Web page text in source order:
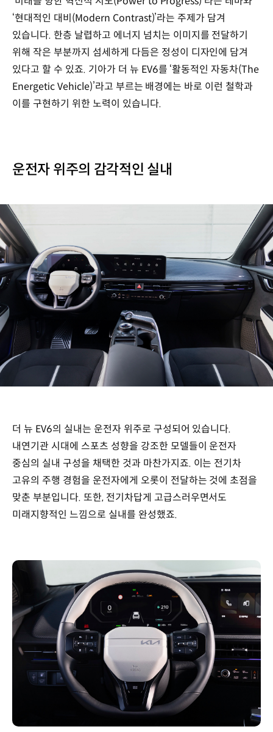
‘현대적인 대비(Modern Contrast)’라는 주제가 담겨
있습니다. 한층 날렵하고 에너지 넘치는 이미지를 전달하기
위해 작은 부분까지 섬세하게 다듬은 정성이 디자인에 담겨
있다고 할 수 있죠. 기아가 더 뉴 EV6를 ‘활동적인 자동차(The
Energetic Vehicle)’라고 부르는 배경에는 바로 이런 철학과
이를 구현하기 위한 노력이 있습니다.
운전자 위주의 감각적인 실내
더 뉴 EV6의 실내는 운전자 위주로 구성되어 있습니다.
내연기관 시대에 스포츠 성향을 강조한 모델들이 운전자
중심의 실내 구성을 채택한 것과 마찬가지죠. 이는 전기차
고유의 주행 경험을 운전자에게 오롯이 전달하는 것에 초점을
맞춘 부분입니다. 또한, 전기차답게 고급스러우면서도
미래지향적인 느낌으로 실내를 완성했죠.